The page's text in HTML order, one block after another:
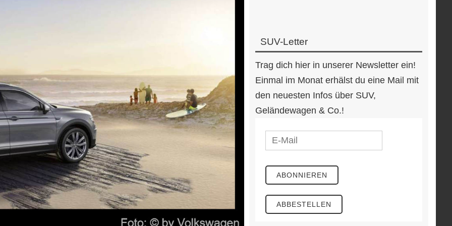
SUV-Letter
Trag dich hier in unserer Newsletter ein!
Einmal im Monat erhälst du eine Mail mit
den neuesten Infos über SUV,
Geländewagen & Co.!